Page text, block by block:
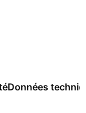
Données